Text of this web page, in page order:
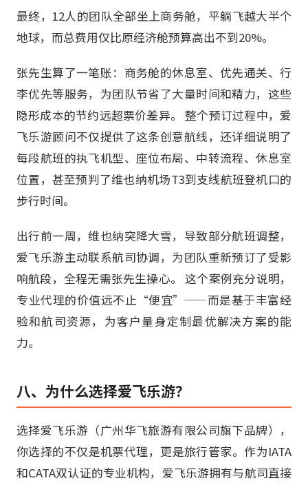
最终，12人的团队全部坐上商务舱，平躺飞越大半个
地球，而总费用仅比原经济舱预算高出不到20%。
张先生算了一笔账：商务舱的休息室、优先通关、行
李优先等服务，为团队节省了大量时间和精力，这些
隐形成本的节约远超票价差异。 整个预订过程中，爱
飞乐游顾问不仅提供了这条创意航线，还详细说明了
每段航班的执飞机型、座位布局、中转流程、休息室
位置，甚至预判了维也纳机场T3到支线航班登机口的
步行时间。
出行前一周，维也纳突降大雪，导致部分航班调整，
爱飞乐游主动联系航司协调，为团队重新预订了受影
响航段，全程无需张先生操心。 这个案例充分说明，
专业代理的价值远不止“便宜”——而是基于丰富经
验和航司资源，为客户量身定制最优解决方案的能
力。
八、为什么选择爱飞乐游？
选择爱飞乐游（广州华飞旅游有限公司旗下品牌），
你选择的不仅是机票代理，更是旅行管家。作为IATA
和CATA双认证的专业机构，爱飞乐游拥有与航司直接